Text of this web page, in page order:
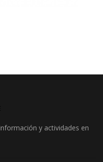
y actividades en